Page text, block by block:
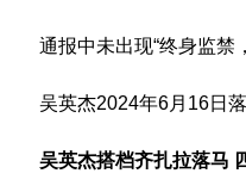
通报中未出现“终身监禁，
吴英杰2024年6月16日落
吴英杰搭档齐扎拉落马